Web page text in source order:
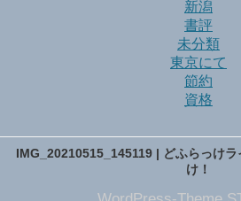
新潟
書評
未分類
東京にて
節約
資格
IMG_20210515_145119 | どふらっけ
け！